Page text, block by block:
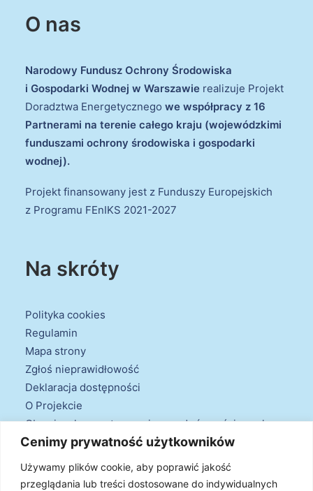
Cenimy prywatność użytkowników
Używamy plików cookie, aby poprawić jakość
przeglądania lub treści dostosowane do indywidualnych
O nas
Narodowy Fundusz Ochrony Środowiska
i Gospodarki Wodnej w Warszawie realizuje Projekt
Doradztwa Energetycznego we współpracy z 16
Partnerami na terenie całego kraju (wojewódzkimi
funduszami ochrony środowiska i gospodarki
wodnej).
Projekt finansowany jest z Funduszy Europejskich
z Programu FEnIKS 2021-2027
Na skróty
Polityka cookies
Regulamin
Mapa strony
Zgłoś nieprawidłowość
Deklaracja dostępności
O Projekcie
Obowiązek przestrzegania zasad równościowych
oraz warunków podstawowych
Klauzule informacyjne